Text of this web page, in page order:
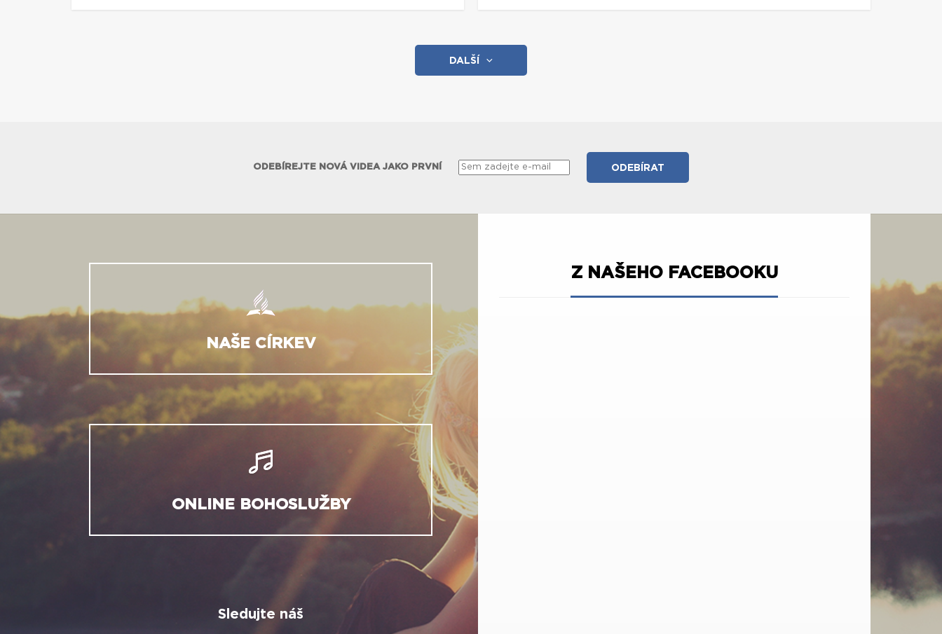
DALŠÍ
ODEBÍREJTE NOVÁ VIDEA JAKO PRVNÍ
NAŠE CÍRKEV
ONLINE BOHOSLUŽBY
Sledujte náš
Z NAŠEHO FACEBOOKU